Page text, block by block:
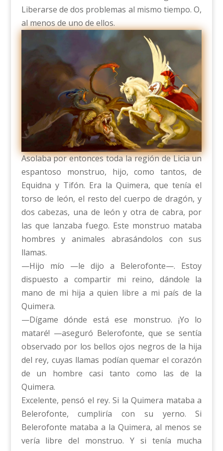
Liberarse de dos problemas al mismo tiempo. O,
al menos de uno de ellos.
Asolaba por entonces toda la región de Licia un
espantoso monstruo, hijo, como tantos, de
Equidna y Tifón. Era la Quimera, que tenía el
torso de león, el resto del cuerpo de dragón, y
dos cabezas, una de león y otra de cabra, por
las que lanzaba fuego. Este monstruo mataba
hombres y animales abrasándolos con sus
llamas.
—Hijo mío —le dijo a Belerofonte—. Estoy
dispuesto a compartir mi reino, dándole la
mano de mi hija a quien libre a mi país de la
Quimera.
—Dígame dónde está ese monstruo. ¡Yo lo
mataré! —aseguró Belerofonte, que se sentía
observado por los bellos ojos negros de la hija
del rey, cuyas llamas podían quemar el corazón
de un hombre casi tanto como las de la
Quimera.
Excelente, pensó el rey. Si la Quimera mataba a
Belerofonte, cumpliría con su yerno. Si
Belerofonte mataba a la Quimera, al menos se
vería libre del monstruo. Y si tenía mucha